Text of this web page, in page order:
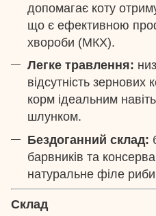
допомагає коту
що є ефективною
хвороби (МКХ).
Легке травлення:
відсутність зернових
корм ідеальним
шлунком.
Бездоганний склад:
барвників та
натуральне філе
Склад